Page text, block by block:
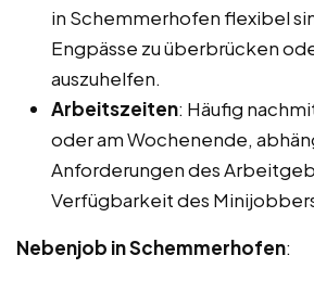
in Schemmerhofen flexibel
Engpässe zu überbrücken
auszuhelfen.
Arbeitszeiten: Häufig
oder am Wochenende,
Anforderungen des
Verfügbarkeit des
Nebenjob in Schemmerhofen: